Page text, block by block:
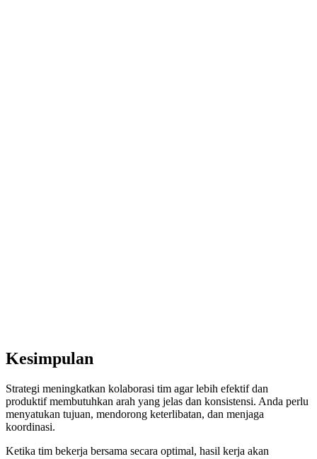
Kesimpulan
Strategi meningkatkan kolaborasi tim agar lebih efektif dan
produktif membutuhkan arah yang jelas dan konsistensi. Anda perlu
menyatukan tujuan, mendorong keterlibatan, dan menjaga
koordinasi.
Ketika tim bekerja bersama secara optimal, hasil kerja akan